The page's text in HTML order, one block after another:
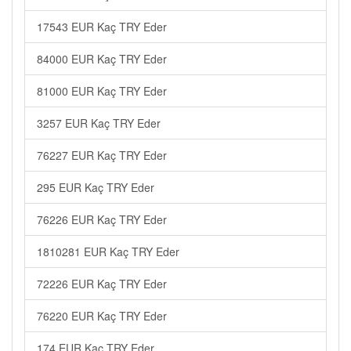
17543 EUR Kaç TRY Eder
84000 EUR Kaç TRY Eder
81000 EUR Kaç TRY Eder
3257 EUR Kaç TRY Eder
76227 EUR Kaç TRY Eder
295 EUR Kaç TRY Eder
76226 EUR Kaç TRY Eder
1810281 EUR Kaç TRY Eder
72226 EUR Kaç TRY Eder
76220 EUR Kaç TRY Eder
174 EUR Kaç TRY Eder